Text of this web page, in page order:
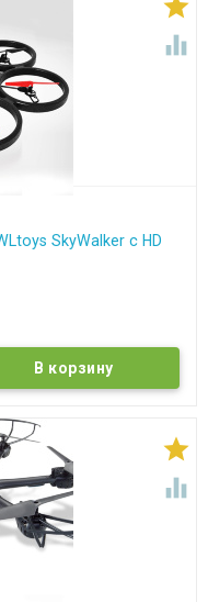

SkyWalker с HD

